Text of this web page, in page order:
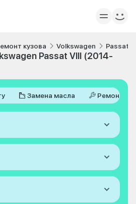
кузова Volkswagen Passat
Passat VIII (2014-
Замена масла Ремонт